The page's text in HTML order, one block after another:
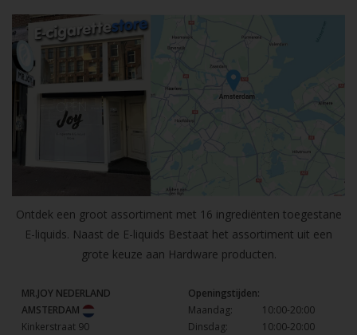
Ontdek een groot assortiment met 16 ingrediënten toegestane
E-liquids. Naast de E-liquids Bestaat het assortiment uit een
grote keuze aan Hardware producten.
MR.JOY NEDERLAND
AMSTERDAM
Kinkerstraat 90
Openingstijden:
Maandag:
10:00-20:00
Dinsdag:
10:00-20:00